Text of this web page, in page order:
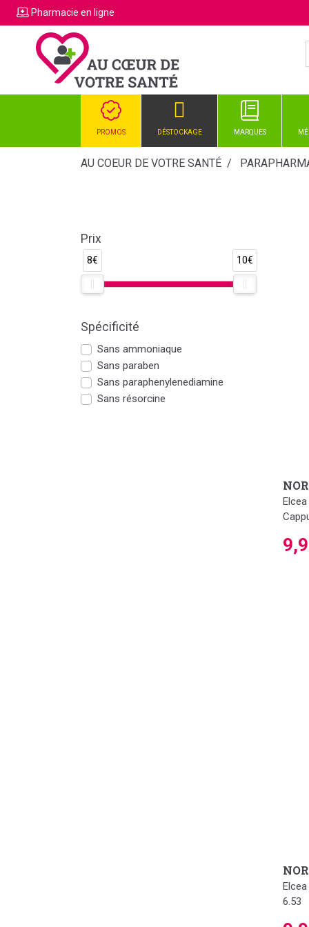
Pharmacie en ligne
PROMOS DÉSTOCKAGE MARQUES
AU COEUR DE VOTRE SANTÉ
Prix
8€ 10€
Spécificité
Sans ammoniaque
Sans paraben
Sans paraphenylenediamine
Sans résorcine
6.53